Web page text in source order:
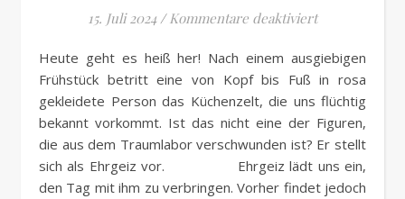
15. Juli 2024 / Kommentare deaktiviertfür 2024
Heute geht es heiß her! Nach einem ausgiebigen
Frühstück betritt eine von Kopf bis Fuß in rosa
gekleidete Person das Küchenzelt, die uns flüchtig
bekannt vorkommt. Ist das nicht eine der Figuren,
die aus dem Traumlabor verschwunden ist? Er stellt
sich als Ehrgeiz vor. Ehrgeiz lädt uns ein,
den Tag mit ihm zu verbringen. Vorher findet jedoch